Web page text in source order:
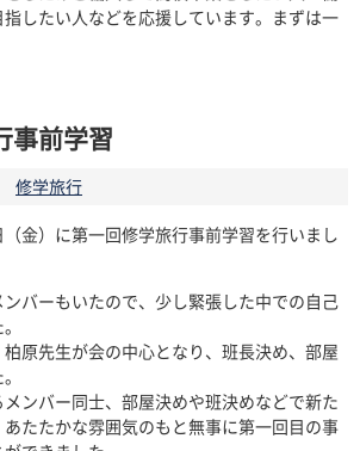
したい人などを応援しています。まずは一
事前学習
修学旅行
金）に第一回修学旅行事前学習を行いまし
バーもいたので、少し緊張した中での自己
原先生が会の中心となり、班長決め、部屋
ンバー同士、部屋決めや班決めなどで新た
たたかな雰囲気のもと無事に第一回目の事